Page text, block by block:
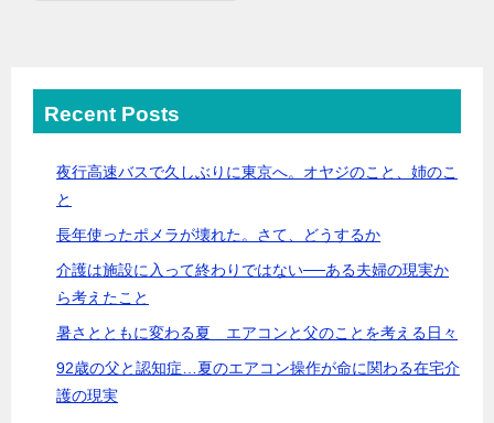
Recent Posts
夜行高速バスで久しぶりに東京へ。オヤジのこと、姉のこ
と
長年使ったポメラが壊れた。さて、どうするか
介護は施設に入って終わりではない──ある夫婦の現実か
ら考えたこと
暑さとともに変わる夏 エアコンと父のことを考える日々
92歳の父と認知症…夏のエアコン操作が命に関わる在宅介
護の現実